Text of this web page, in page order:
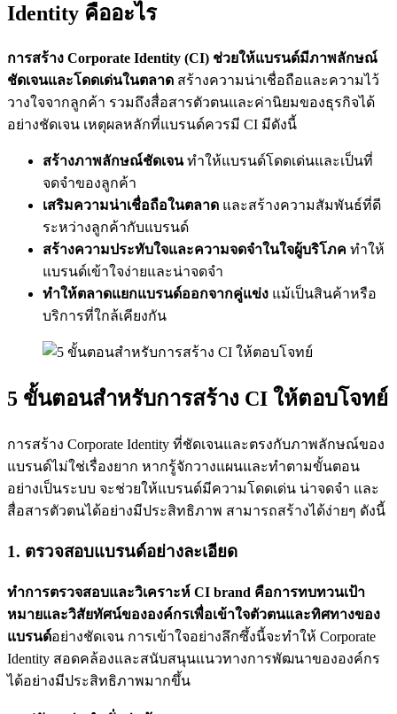
Identity คืออะไร
การสร้าง Corporate Identity (CI) ช่วยให้แบรนด์มีภาพลักษณ์
ชัดเจนและโดดเด่นในตลาด สร้างความน่าเชื่อถือและความไว้
วางใจจากลูกค้า รวมถึงสื่อสารตัวตนและค่านิยมของธุรกิจได้
อย่างชัดเจน เหตุผลหลักที่แบรนด์ควรมี CI มีดังนี้
สร้างภาพลักษณ์ชัดเจนทำให้แบรนด์โดดเด่นและเป็นที่
จดจำของลูกค้า
เสริมความน่าเชื่อถือในตลาด และสร้างความสัมพันธ์ที่ดี
ระหว่างลูกค้ากับแบรนด์
สร้างความประทับใจและความจดจำในใจผู้บริโภค ทำให้
แบรนด์เข้าใจง่ายและน่าจดจำ
ทำให้ตลาดแยกแบรนด์ออกจากคู่แข่ง แม้เป็นสินค้าหรือ
บริการที่ใกล้เคียงกัน
5 ขั้นตอนสำหรับการสร้าง CI ให้ตอบโจทย์
การสร้าง Corporate Identity ที่ชัดเจนและตรงกับภาพลักษณ์ของ
แบรนด์ไม่ใช่เรื่องยาก หากรู้จักวางแผนและทำตามขั้นตอน
อย่างเป็นระบบ จะช่วยให้แบรนด์มีความโดดเด่น น่าจดจำ และ
สื่อสารตัวตนได้อย่างมีประสิทธิภาพ สามารถสร้างได้ง่ายๆ ดังนี้
1. ตรวจสอบแบรนด์อย่างละเอียด
ทำการตรวจสอบและวิเคราะห์ CI brand คือการทบทวนเป้า
หมายและวิสัยทัศน์ขององค์กรเพื่อเข้าใจตัวตนและทิศทางของ
แบรนด์อย่างชัดเจน การเข้าใจอย่างลึกซึ้งนี้จะทำให้ Corporate
Identity สอดคล้องและสนับสนุนแนวทางการพัฒนาขององค์กร
ได้อย่างมีประสิทธิภาพมากขึ้น